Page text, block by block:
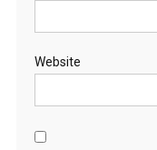
Website